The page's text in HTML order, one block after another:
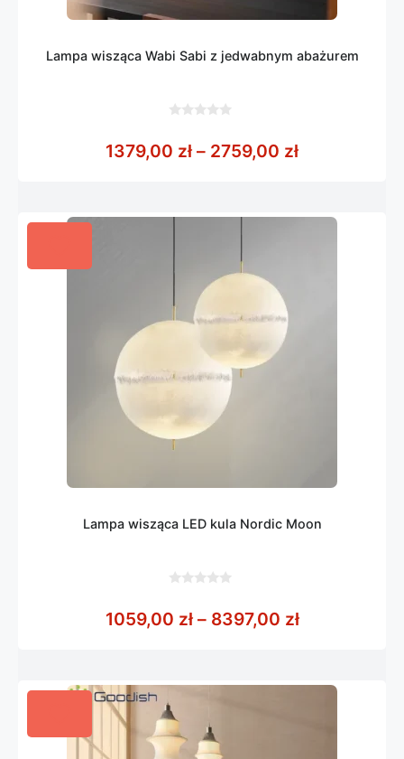
Lampa wisząca Wabi Sabi z jedwabnym abażurem
5
1379,00 zł – 2759,00 złZakres cen:
Lampa wisząca LED kula Nordic Moon
5
1059,00 zł – 8397,00 złZakres cen: